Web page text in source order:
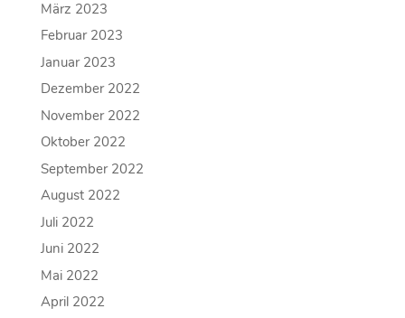
März 2023
Februar 2023
Januar 2023
Dezember 2022
November 2022
Oktober 2022
September 2022
August 2022
Juli 2022
Juni 2022
Mai 2022
April 2022